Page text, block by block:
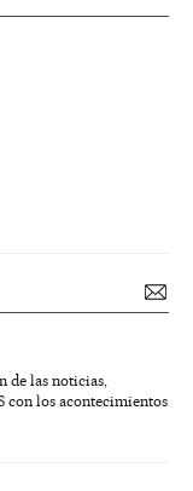
de las noticias,
con los acontecimientos